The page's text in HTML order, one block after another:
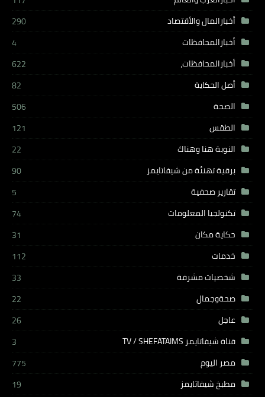
أخبارالمال والأقتصاد
290
أخبارالمحافظات
4
أخبارالمحافظات،
622
أصل الحكاية
82
الصحة
506
الطقس
121
النوبة هنا وهناك
22
برقية تهنئة من شيفاتايمز
90
تقارير صحفية
5
تكنولجيا المعلومات
74
حكاية مكان
31
خدمات
112
شخصيات مشرفة
33
صحةوجمال
22
عاجل
26
قناة شيفاتايمز TV / SHEFATAIMS
3
مصر اليوم
775
مطبخ شيفاتايمز
19